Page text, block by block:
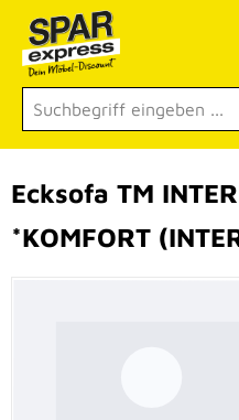
Zum Hauptinhalt springen
Ecksofa TM
*KOMFORT